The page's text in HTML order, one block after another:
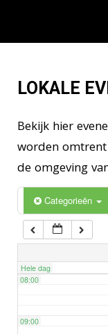
LOKALE
Bekijk hier
worden
de omgeving
Categorieën
Hele dag
06:00
07:00
08:00
09:00